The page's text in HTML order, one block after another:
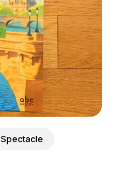
Spectacle